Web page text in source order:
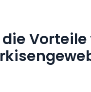
Vorteile